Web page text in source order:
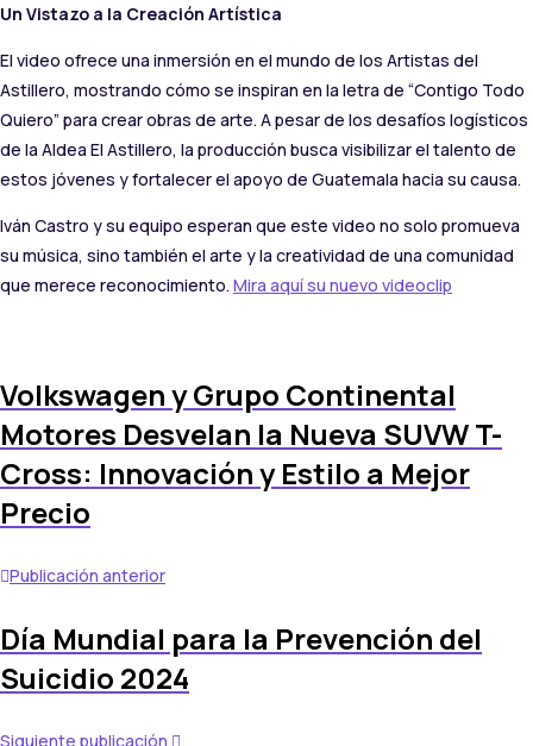
Un Vistazo a la Creación Artística
El video ofrece una inmersión en el mundo de los Artistas del
Astillero, mostrando cómo se inspiran en la letra de “Contigo Todo
Quiero” para crear obras de arte. A pesar de los desafíos logísticos
de la Aldea El Astillero, la producción busca visibilizar el talento de
estos jóvenes y fortalecer el apoyo de Guatemala hacia su causa.
Iván Castro y su equipo esperan que este video no solo promueva
su música, sino también el arte y la creatividad de una comunidad
que merece reconocimiento. Mira aquí su nuevo videoclip
Volkswagen y Grupo Continental
Motores Desvelan la Nueva SUVW T-
Cross: Innovación y Estilo a Mejor
Precio
Publicación anterior
Día Mundial para la Prevención del
Suicidio 2024
Siguiente publicación